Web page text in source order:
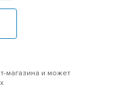
магазина и может